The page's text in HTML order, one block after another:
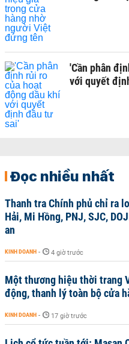
'Cần phân
với quyết
Đọc nhiều nhất
Thanh tra Chính phủ chỉ ra
Hải, Mi Hồng, PNJ, SJC,
an
KINH DOANH - 4 giờ trước
Một thương hiệu thời trang
động, thanh lý toàn bộ cửa
KINH DOANH - 17 giờ trước